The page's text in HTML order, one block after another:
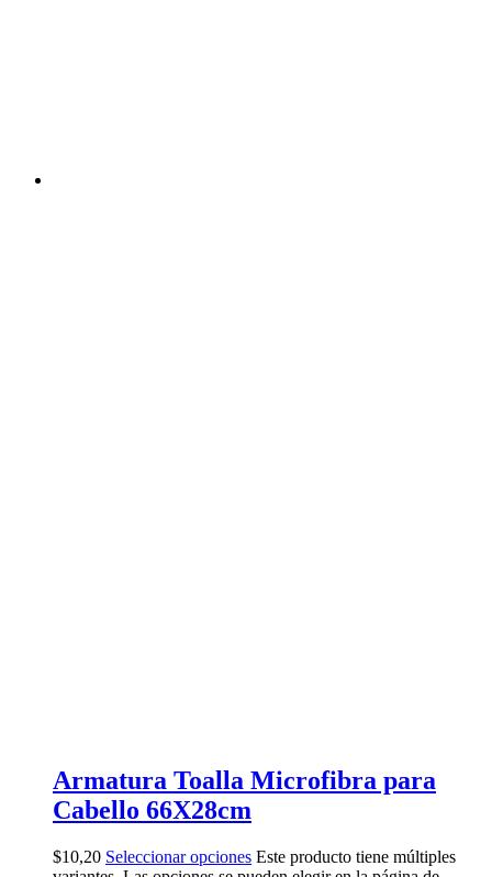
Armatura Toalla Microfibra para
Cabello 66X28cm
$10,20 Seleccionar opciones Este producto tiene múltiples